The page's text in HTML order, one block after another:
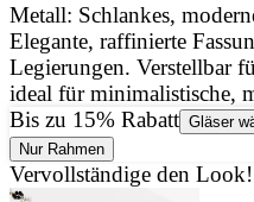
Metall: Schlankes,
Elegante, raffinierte
Legierungen. Verstellbar
ideal für minimalistische,
Bis zu 15% Rabatt Gläser
Nur Rahmen
Vervollständige den Look!